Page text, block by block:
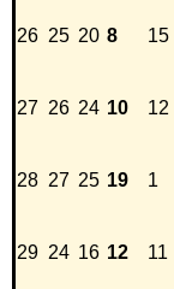
26 25 20 8 15
27 26 24 10 12
28 27 25 19 1
29 24 16 12 11